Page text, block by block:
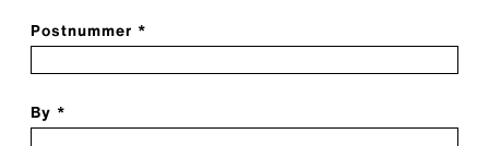
Postnummer *
By *